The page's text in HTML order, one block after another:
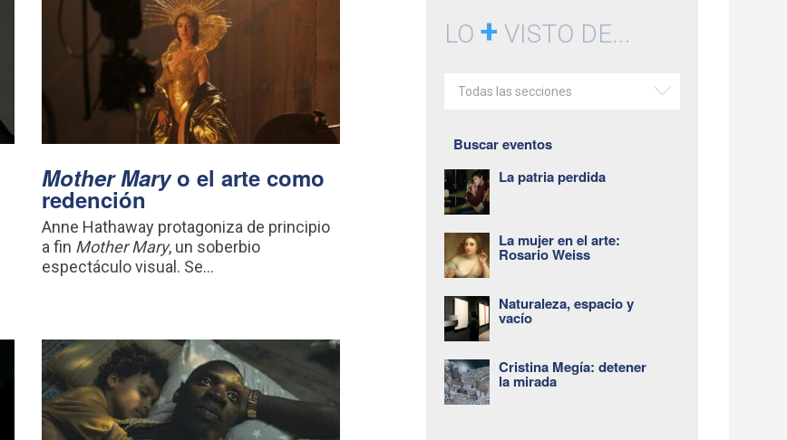
Mother Maryo el arte como
redención
Anne Hathaway protagoniza de principio
a fin Mother Mary, un soberbio
espectáculo visual. Se...
LO+ VISTO DE...
Todas las secciones
Buscar eventos
La patria perdida
La mujer en el arte:
Rosario Weiss
Naturaleza, espacio y
vacío
Cristina Megía: detener
la mirada